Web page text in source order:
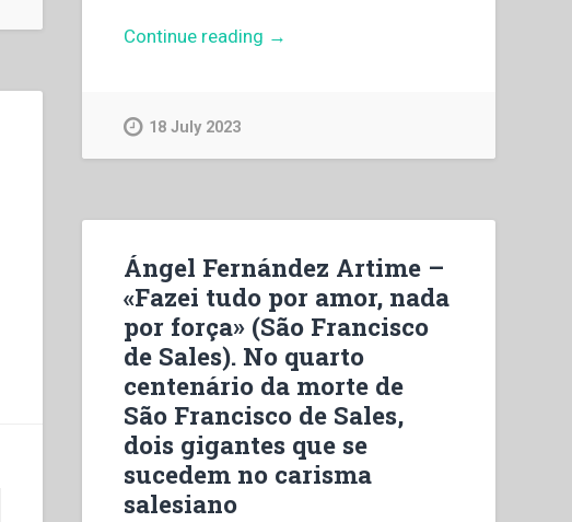
Continue reading “Pietro
della
solidarietà”
→
18 July 2023
Ángel Fernández Artime –
«Fazei tudo por amor, nada
por força» (São Francisco
de Sales). No quarto
centenário da morte de
São Francisco de Sales,
dois gigantes que se
sucedem no carisma
salesiano